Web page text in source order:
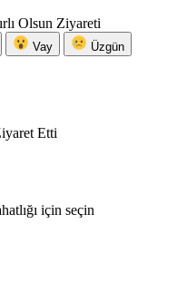
Olsun Ziyareti
Vay Üzgün
Etti
için seçin